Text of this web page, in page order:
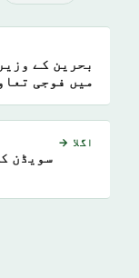
بحرین کے
میں فوجی
اگلا →
سویڈن